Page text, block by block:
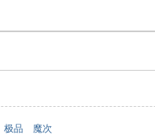
极品 魔次